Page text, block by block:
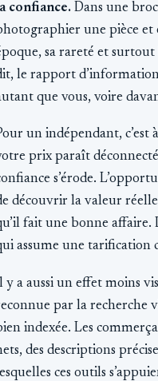
confiance. Dans une
une pièce et
sa rareté et
le rapport d’information
que vous, voire
un indépendant, c’est
prix paraît
s’érode.
découvrir la valeur
fait une bonne affaire.
assume une tarification
y a aussi un effet moins
par la recherche
indexée. Les
des descriptions
ces outils